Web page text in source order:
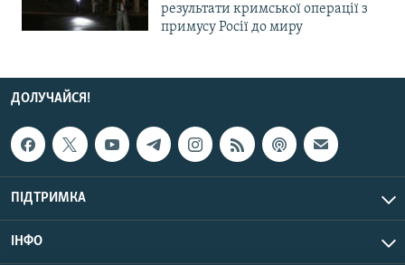
результати кримської операції з
примусу Росії до миру
ДОЛУЧАЙСЯ!
ПІДТРИМКА
ІНФО